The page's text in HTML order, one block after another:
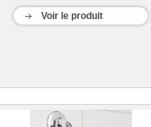
Voir le produit